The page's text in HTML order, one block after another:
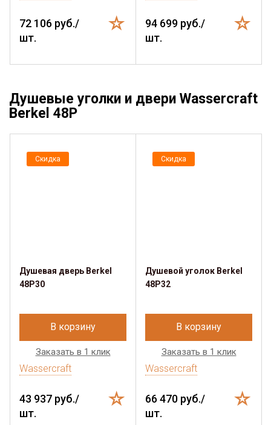
72 106 руб./
шт.
94 699 руб./
шт.
Душевые уголки и двери Wassercraft
Berkel 48P
Скидка
Душевая дверь Berkel
48P30
В корзину
Заказать в 1 клик
Wassercraft
43 937 руб./
шт.
Скидка
Душевой уголок Berkel
48P32
В корзину
Заказать в 1 клик
Wassercraft
66 470 руб./
шт.